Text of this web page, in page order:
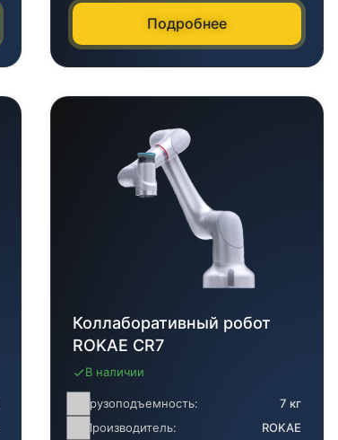
Подробнее
Коллаборативный робот
ROKAE CR7
В наличии
Грузоподъемность:
7 кг
Производитель:
ROKAE